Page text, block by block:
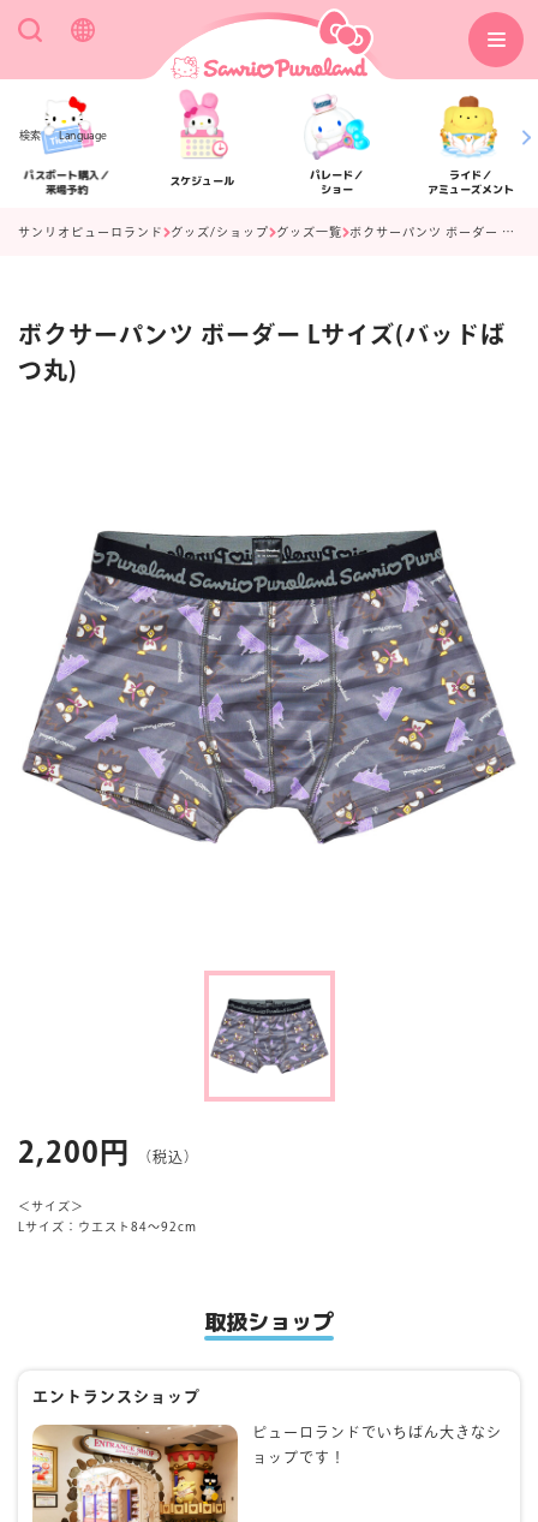
検索 Language
パスポート購入／
来場予約
スケジュール
パレード／
ショー
ライド／
アミューズメント
アクセス フロアマップ
楽しみ方 サービスガイド
よくあるご質問 ニュース
サンリオピューロランド グッズ/ショップ グッズ一覧 ボクサーパンツ ボーダー Lサイズ(バッドばつ丸)
ボクサーパンツ ボーダー Lサイズ(バッドば
つ丸)
2,200円 （税込）
＜サイズ＞
Lサイズ：ウエスト84～92cm
取扱ショップ
エントランスショップ
ピューロランドでいちばん大きなシ
ョップです！